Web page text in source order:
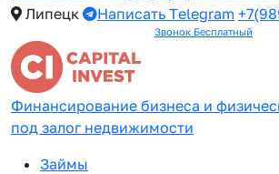
Липецк
Написать Telegram
Звонок Бесплатный
Финансирование бизнеса и
под залог недвижимости
Займы